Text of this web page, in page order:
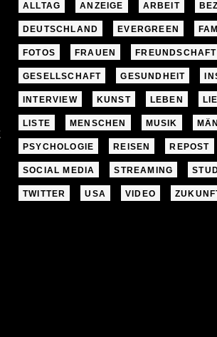
ALLTAG ANZEIGE ARBEIT
DEUTSCHLAND EVERGREEN
FOTOS FRAUEN FREUNDSCHAFT
GESELLSCHAFT GESUNDHEIT
INTERVIEW KUNST LEBEN
LISTE MENSCHEN MUSIK
PSYCHOLOGIE REISEN REPOST
SOCIAL MEDIA STREAMING
TWITTER USA VIDEO